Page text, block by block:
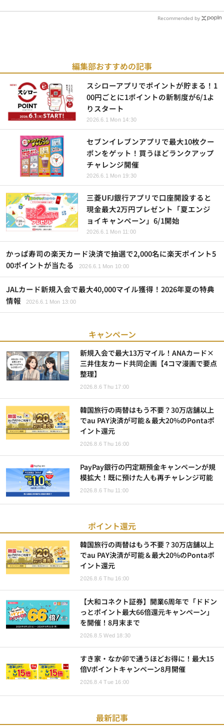
Recommended by
編集部おすすめの記事
スシローアプリでポイントが貯まる！1
00円ごとに1ポイントの新制度が6/1よ
りスタート
2026.6.1 Mon 14:30
セブンイレブンアプリで最大10枚クー
ポンをゲット！買うほどランクアップ
チャレンジ開催
2026.6.1 Mon 19:30
三菱UFJ銀行アプリで口座開設すると
現金最大2万円プレゼント「夏エンジ
ョイキャンペーン」6/1開始
2026.6.1 Mon 11:00
かっぱ寿司の楽天カード決済で抽選で2,000名に楽天ポイント5
00ポイントが当たる
2026.6.1 Mon 10:00
JALカード新規入会で最大40,000マイル獲得！2026年夏の特典
情報
2026.6.1 Mon 13:00
キャンペーン
新規入会で最大13万マイル！ANAカード×
三井住友カード共同企画【4コマ漫画で要点
整理】
2026.8.6 Thu 17:00
韓国旅行の両替はもう不要？30万店舗以上
でau PAY決済が可能＆最大20%のPontaポ
イント還元
2026.8.6 Thu 16:00
PayPay銀行の円定期預金キャンペーンが規
模拡大！既に預けた人も再チャレンジ可能
2026.8.6 Thu 11:00
ポイント還元
韓国旅行の両替はもう不要？30万店舗以上
でau PAY決済が可能＆最大20%のPontaポ
イント還元
2026.8.6 Thu 16:00
【大和コネクト証券】開業6周年で「ドドン
っとポイント最大66倍還元キャンペーン」
を開催！8月末まで
2026.8.5 Wed 18:30
すき家・なか卯で通うほどお得に！最大15
倍Vポイントキャンペーン8月開催
2026.8.4 Tue 16:00
最新記事